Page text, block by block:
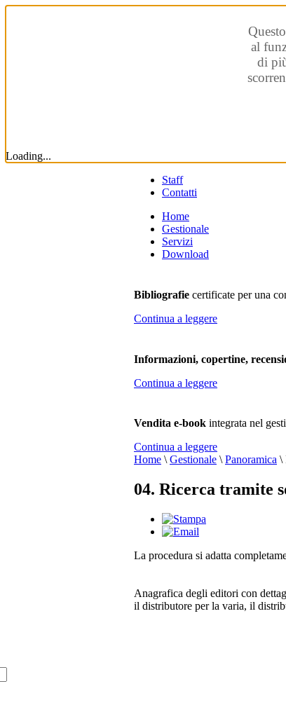
al
di
Loading...
Staff
Contatti
Home
Gestionale
Servizi
Download
Bibliografie certificate per una
Continua a leggere
Informazioni, copertine,
Continua a leggere
Vendita e-book integrata nel
Continua a leggere
Home \ Gestionale \ Panoramica \
04. Ricerca tramite
La procedura si adatta
Anagrafica degli editori con
il distributore per la varia, il